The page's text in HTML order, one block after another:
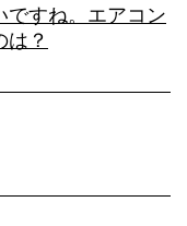
ですね。エアコン
は？